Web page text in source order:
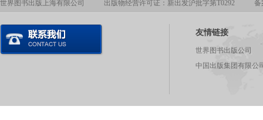
世界图书出版上海有限公司 出版物经营许可证：新出发沪批字第T0292 备
友情链接
世界图书出版公司
中国出版集团有限公